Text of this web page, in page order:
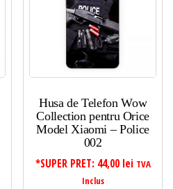
Husa de Telefon Wow
Collection pentru Orice
Model Xiaomi – Police
002
*SUPER PRET: 44,00 lei TVA
Inclus